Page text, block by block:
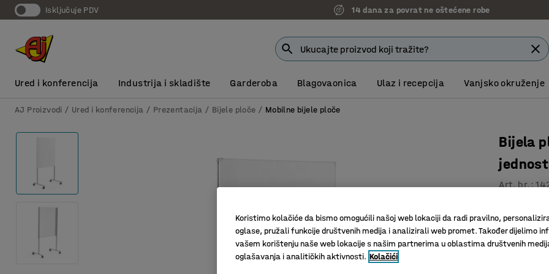
Isključuje PDV 14 dana za povrat ne oštećene robe
Ured i konferencija Industrija i skladište Garderoba Blagovaonica Ulaz i recepcija Vanjsko okruženje
AJ Proizvodi Ured i konferencija Prezentacija Bijele ploče Mobilne bijele ploče
Bijela
Art. br.:
S
Koristimo kolačiće da bismo omogućili našoj web lokaciji da radi pravilno,
oglase, pružali funkcije društvenih medija i analizirali web promet. Također dijelimo
vašem korištenju naše web lokacije s našim partnerima u oblastima društvenih
oglašavanja i analitičkih aktivnosti. Kolačići